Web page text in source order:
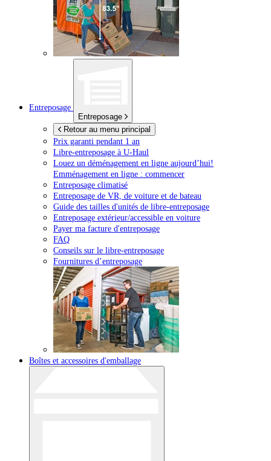
Entreposage
Entreposage
Retour au menu principal
Prix garanti pendant 1 an
Libre-entreposage à U-Haul
Louez un déménagement en ligne aujourd’hui!
Emménagement en ligne : commencer
Entreposage climatisé
Entreposage de VR, de voiture et de bateau
Guide des tailles d'unités de libre-entreposage
Entreposage extérieur/accessible en voiture
Payer ma facture d'entreposage
FAQ
Conseils sur le libre-entreposage
Fournitures d’entreposage
Boîtes et accessoires d'emballage